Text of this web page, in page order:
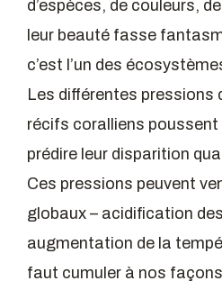
d’espèces, de couleurs,
leur beauté fasse
c’est l’un des
Les différentes pressions
récifs coralliens
prédire leur disparition
Ces pressions peuvent
globaux – acidification
augmentation de la
faut cumuler à nos façons